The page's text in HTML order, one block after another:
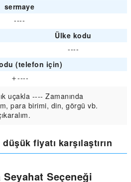
sermaye
----
Ülke kodu
----
(telefon için)
＋----
uçakla ---- Zamanında
para birimi, din, görgü vb.
fiyatı karşılaştırın
Seyahat Seçeneği